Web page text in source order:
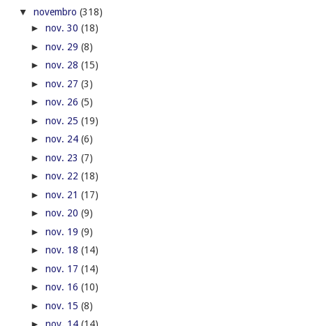
▼ novembro (318)
► nov. 30 (18)
► nov. 29 (8)
► nov. 28 (15)
► nov. 27 (3)
► nov. 26 (5)
► nov. 25 (19)
► nov. 24 (6)
► nov. 23 (7)
► nov. 22 (18)
► nov. 21 (17)
► nov. 20 (9)
► nov. 19 (9)
► nov. 18 (14)
► nov. 17 (14)
► nov. 16 (10)
► nov. 15 (8)